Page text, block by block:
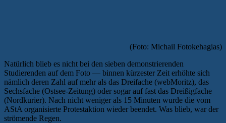
(Foto: Michail Fotokehagias)
Natürlich blieb es nicht bei den sieben demonstrierenden
Studierenden auf dem Foto — binnen kürzester Zeit erhöhte sich
nämlich deren Zahl auf mehr als das Dreifache (webMoritz), das
Sechsfache (Ostsee-Zeitung) oder sogar auf fast das Dreißigfache
(Nordkurier). Nach nicht weniger als 15 Minuten wurde die vom
AStA organisierte Protestaktion wieder beendet. Was blieb, war der
strömende Regen.